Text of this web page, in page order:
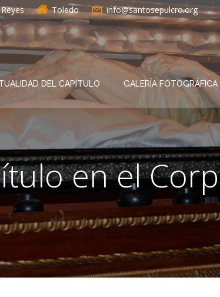
Toledo info@santosepulcro.org
DEL CAPÍTULO GALERÍA FOTOGRÁFICA
en el